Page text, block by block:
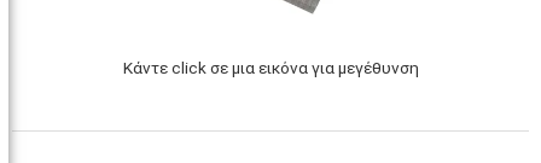
Κάντε click σε μια εικόνα για μεγέθυνση